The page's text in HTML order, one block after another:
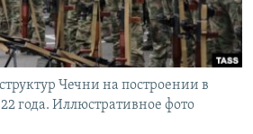
КРЫМА
Чечни на построении в
года. Иллюстративное фото